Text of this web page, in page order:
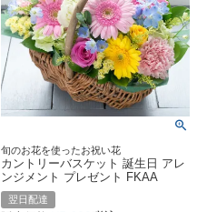
旬のお花を使ったお祝い花
カントリーバスケット 誕生日 アレ
ンジメント プレゼント FKAA
翌日配達